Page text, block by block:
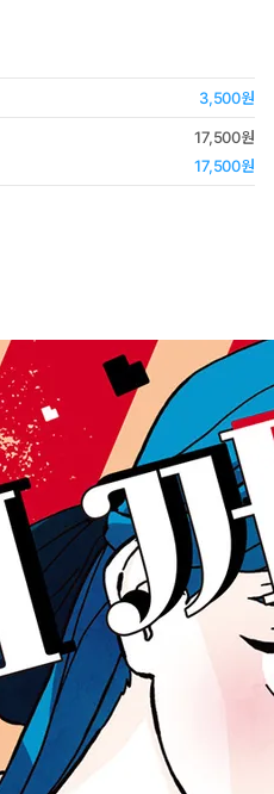
3,500원
17,500원
17,500원